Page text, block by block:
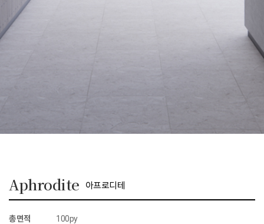
Aphrodite 아프로디테
총면적 100py